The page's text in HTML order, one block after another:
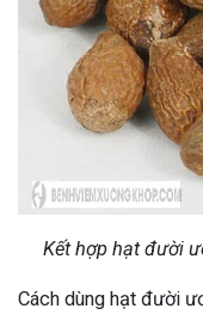
Kết hợp hạt đười
Cách dùng hạt đười